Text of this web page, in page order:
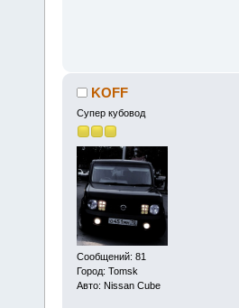
KOFF
Супер кубовод
Сообщений: 81
Город: Tomsk
Авто: Nissan Cube